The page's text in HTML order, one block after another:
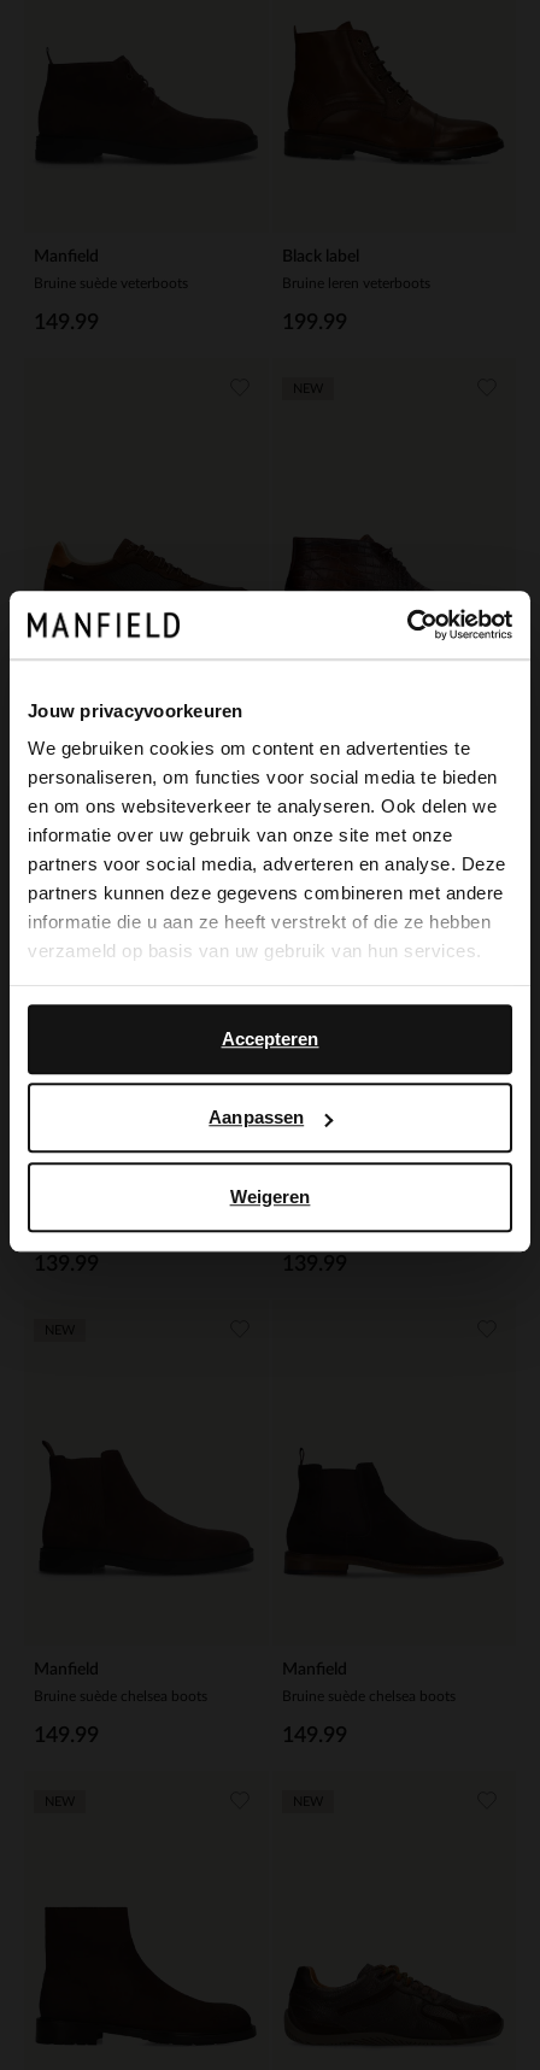
Jouw privacyvoorkeuren
We gebruiken cookies om content en advertenties te
personaliseren, om functies voor social media te bieden
en om ons websiteverkeer te analyseren. Ook delen we
informatie over uw gebruik van onze site met onze
partners voor social media, adverteren en analyse. Deze
partners kunnen deze gegevens combineren met andere
informatie die u aan ze heeft verstrekt of die ze hebben
verzameld op basis van uw gebruik van hun services.
Accepteren
Aanpassen
Weigeren
Manfield
Bruine suède veterboots
149.99
Black label
Bruine leren veterboots
199.99
Bruine suède sneakers Bruine leren croco veterschoenen
139.99
NEW
Manfield
Manfield
Bruine suède chelsea boots
149.99
Manfield
Bruine suède chelsea boots
149.99
×
View this website in English?
It looks like your language isn't Dutch. Would
you like to switch to English?
English